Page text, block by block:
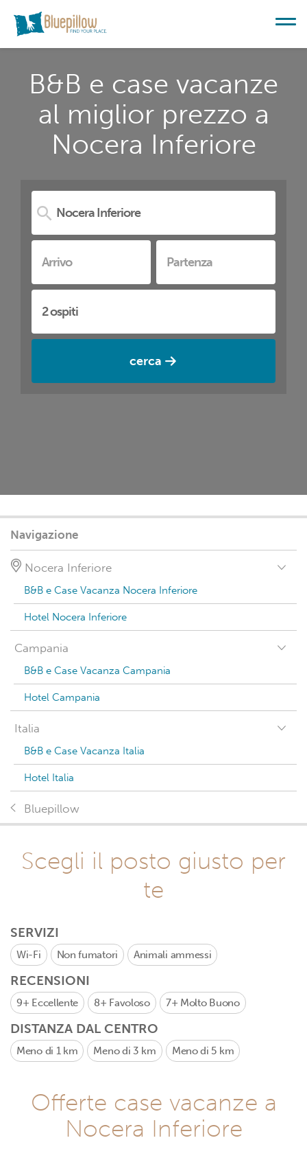
B&B e case vacanze
al miglior prezzo a
Nocera Inferiore
cerca
Navigazione
Nocera Inferiore
B&B e Case Vacanza Nocera Inferiore
Hotel Nocera Inferiore
Campania
B&B e Case Vacanza Campania
Hotel Campania
Italia
B&B e Case Vacanza Italia
Hotel Italia
Bluepillow
Scegli il posto giusto per
te
SERVIZI
Wi-Fi Non fumatori Animali ammessi
RECENSIONI
9+ Eccellente 8+ Favoloso 7+ Molto Buono
DISTANZA DAL CENTRO
Meno di 1 km Meno di 3 km Meno di 5 km
Offerte case vacanze a
Nocera Inferiore